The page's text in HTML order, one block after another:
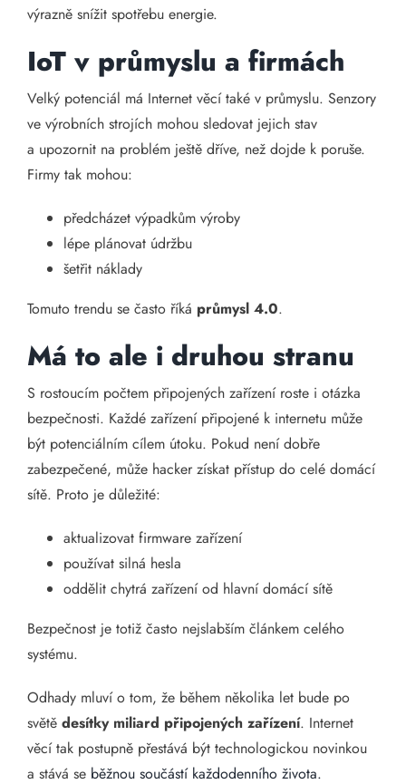
výrazně snížit spotřebu energie.
IoT v průmyslu a firmách
Velký potenciál má Internet věcí také v průmyslu. Senzory
ve výrobních strojích mohou sledovat jejich stav
a upozornit na problém ještě dříve, než dojde k poruše.
Firmy tak mohou:
předcházet výpadkům výroby
lépe plánovat údržbu
šetřit náklady
Tomuto trendu se často říká průmysl 4.0.
Má to ale i druhou stranu
S rostoucím počtem připojených zařízení roste i otázka
bezpečnosti. Každé zařízení připojené k internetu může
být potenciálním cílem útoku. Pokud není dobře
zabezpečené, může hacker získat přístup do celé domácí
sítě. Proto je důležité:
aktualizovat firmware zařízení
používat silná hesla
oddělit chytrá zařízení od hlavní domácí sítě
Bezpečnost je totiž často nejslabším článkem celého
systému.
Odhady mluví o tom, že během několika let bude po
světě desítky miliard připojených zařízení. Internet
věcí tak postupně přestává být technologickou novinkou
a stává se běžnou součástí každodenního života.